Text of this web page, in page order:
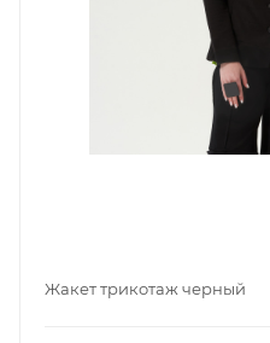
Жакет трикотаж черный